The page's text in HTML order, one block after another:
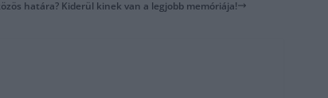
határa? Kiderül kinek van a legjobb memóriája!